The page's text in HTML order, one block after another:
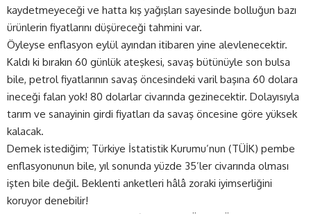
kaydetmeyeceği ve hatta kış yağışları sayesinde bolluğun bazı
ürünlerin fiyatlarını düşüreceği tahmini var.
Öyleyse enflasyon eylül ayından itibaren yine alevlenecektir.
Kaldı ki bırakın 60 günlük ateşkesi, savaş bütünüyle son bulsa
bile, petrol fiyatlarının savaş öncesindeki varil başına 60 dolara
ineceği falan yok! 80 dolarlar civarında gezinecektir. Dolayısıyla
tarım ve sanayinin girdi fiyatları da savaş öncesine göre yüksek
kalacak.
Demek istediğim; Türkiye İstatistik Kurumu’nun (TÜİK) pembe
enflasyonunun bile, yıl sonunda yüzde 35’ler civarında olması
işten bile değil. Beklenti anketleri hâlâ zoraki iyimserliğini
koruyor denebilir!